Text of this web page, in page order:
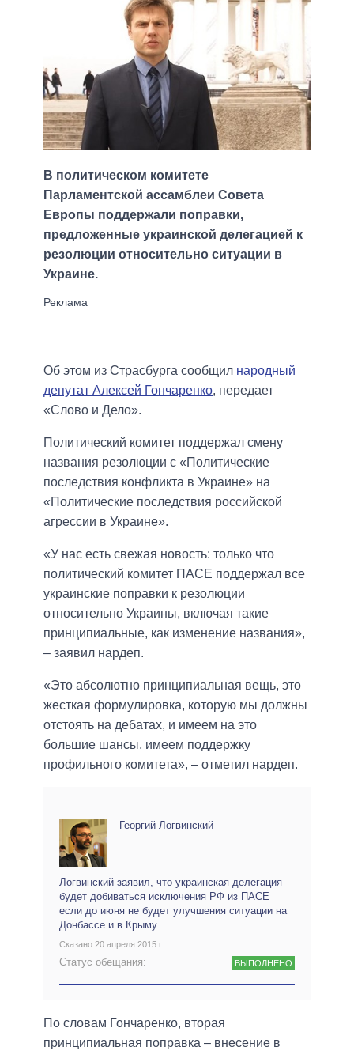
В политическом комитете
Парламентской ассамблеи Совета
Европы поддержали поправки,
предложенные украинской делегацией к
резолюции относительно ситуации в
Украине.
Об этом из Страсбурга сообщил народный
депутат Алексей Гончаренко, передает
«Слово и Дело».
Политический комитет поддержал смену
названия резолюции с «Политические
последствия конфликта в Украине» на
«Политические последствия российской
агрессии в Украине».
«У нас есть свежая новость: только что
политический комитет ПАСЕ поддержал все
украинские поправки к резолюции
относительно Украины, включая такие
принципиальные, как изменение названия»,
– заявил нардеп.
«Это абсолютно принципиальная вещь, это
жесткая формулировка, которую мы должны
отстоять на дебатах, и имеем на это
большие шансы, имеем поддержку
профильного комитета», – отметил нардеп.
Георгий Логвинский
Логвинский заявил, что украинская делегация
будет добиваться исключения РФ из ПАСЕ
если до июня не будет улучшения ситуации на
Донбассе и в Крыму
Сказано 20 апреля 2015 г.
Статус обещания: ВЫПОЛНЕНО
По словам Гончаренко, вторая
принципиальная поправка – внесение в